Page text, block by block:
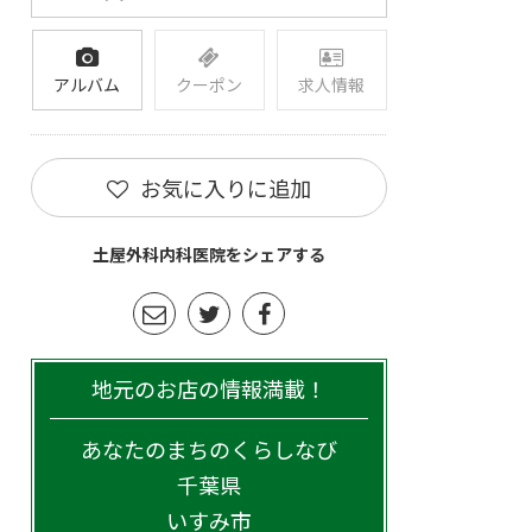
アルバム クーポン 求人情報
お気に入りに追加
土屋外科内科医院をシェアする
地元のお店の情報満載！
あなたのまちのくらしなび
千葉県
いすみ市